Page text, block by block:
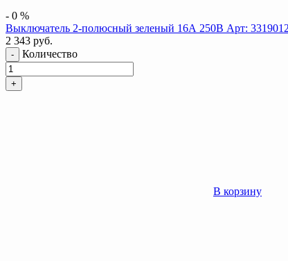
- 0 %
Выключатель 2-полюсный зеленый 16А 250В Арт: 3319012
2 343 руб.
- Количество
+
В корзину